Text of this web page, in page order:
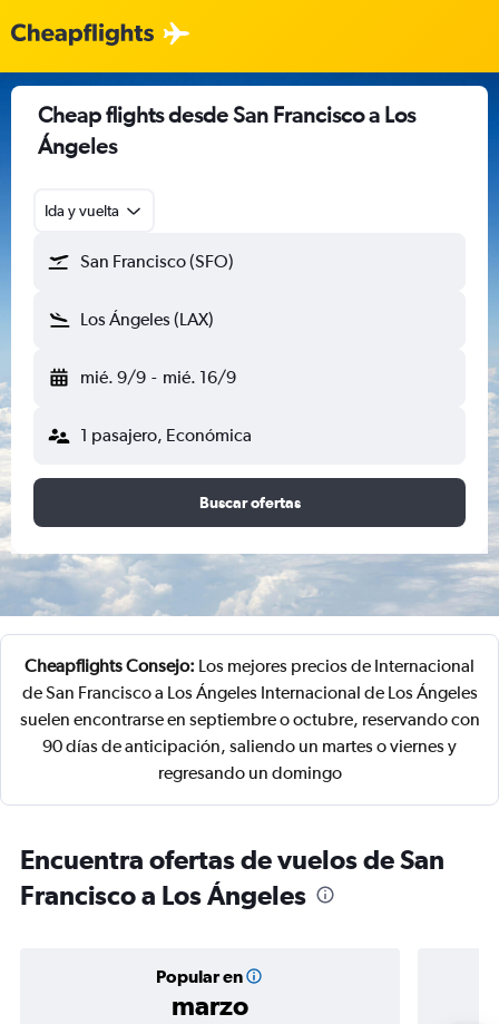
Cheap flights desde San Francisco a Los
Ángeles
Ida y vuelta
San Francisco (SFO)
Los Ángeles (LAX)
mié. 9/9 - mié. 16/9
1 pasajero, Económica
Buscar ofertas
Cheapflights Consejo: Los mejores precios de Internacional
de San Francisco a Los Ángeles Internacional de Los Ángeles
suelen encontrarse en septiembre o octubre, reservando con
90 días de anticipación, saliendo un martes o viernes y
regresando un domingo
Encuentra ofertas de vuelos de San
Francisco a Los Ángeles
Popular en
marzo